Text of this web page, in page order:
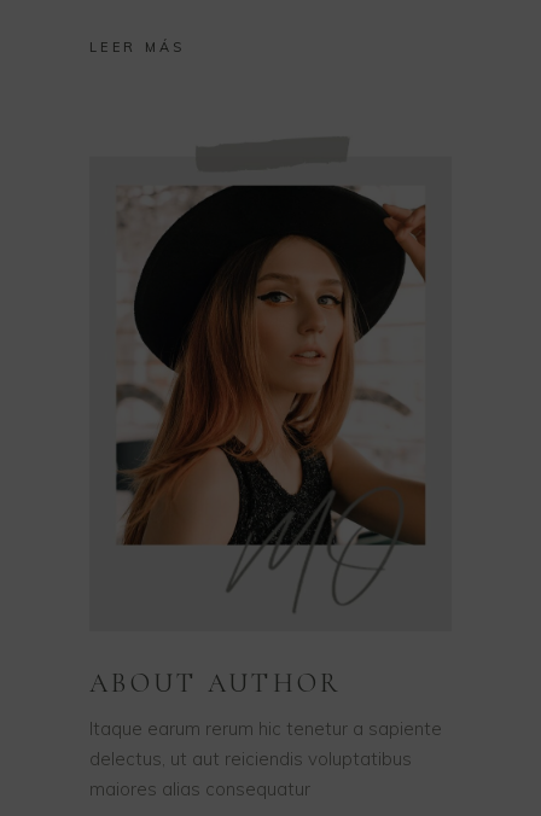
LEER MÁS
ABOUT AUTHOR
Itaque earum rerum hic tenetur a sapiente
delectus, ut aut reiciendis voluptatibus
maiores alias consequatur